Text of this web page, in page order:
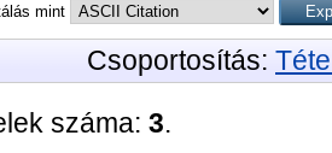
mint
Csoportosítás:
száma: 3.